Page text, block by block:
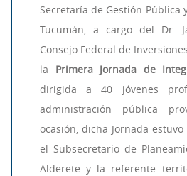
Secretaría de Gestión Pública
Tucumán, a cargo del Dr.
Consejo Federal de
la Primera Jornada de
dirigida a 40 jóvenes
administración pública
ocasión, dicha Jornada
el Subsecretario de
Alderete y la referente